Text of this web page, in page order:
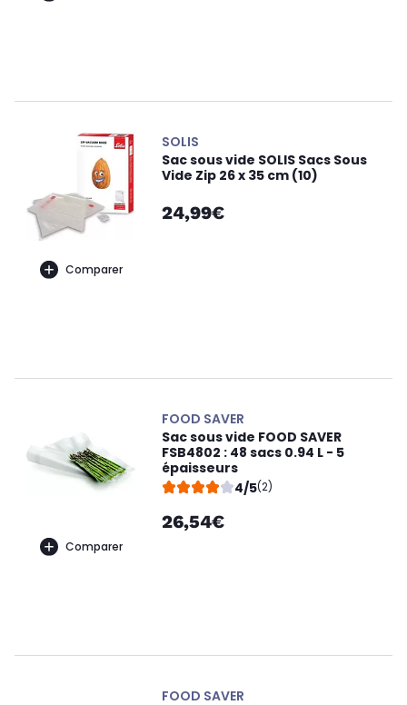
Comparer
SOLIS
Sac sous vide SOLIS Sacs Sous
Vide Zip 26 x 35 cm (10)
24,99€
Comparer
FOOD SAVER
Sac sous vide FOOD SAVER
FSB4802 : 48 sacs 0.94 L - 5
épaisseurs
4/5(2)
26,54€
FOOD SAVER